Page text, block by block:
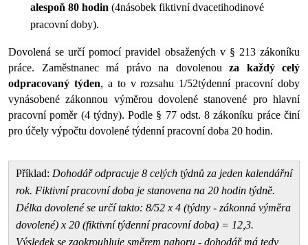
alespoň 80 hodin (4násobek fiktivní dvacetihodinové
pracovní doby).
Dovolená se určí pomocí pravidel obsažených v § 213 zákoníku
práce. Zaměstnanec má právo na dovolenou za každý celý
odpracovaný týden, a to v rozsahu 1/52týdenní pracovní doby
vynásobené zákonnou výměrou dovolené stanovené pro hlavní
pracovní poměr (4 týdny). Podle § 77 odst. 8 zákoníku práce činí
pro účely výpočtu dovolené týdenní pracovní doba 20 hodin.
Příklad: Dohodář odpracuje 8 celých týdnů za jeden kalendářní
rok. Fiktivní pracovní doba je stanovena na 20 hodin týdně.
Délka dovolené se určí takto: 8/52 x 4 (týdny - zákonná výměra
dovolené) x 20 (fiktivní týdenní pracovní doba) = 12,3.
Výsledek se zaokrouhluje směrem nahoru - dohodář má tedy